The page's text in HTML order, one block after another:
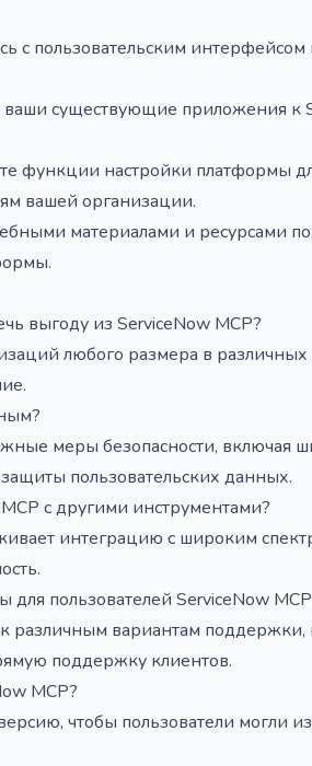
с пользовательским
существующие приложения к
функции настройки платформы
вашей организации.
материалами и ресурсами
выгоду из ServiceNow MCP?
любого размера в различных
меры безопасности, включая
пользовательских данных.
с другими инструментами?
интеграцию с широким
пользователей ServiceNow
к различным вариантам
поддержку клиентов.
MCP?
чтобы пользователи могли